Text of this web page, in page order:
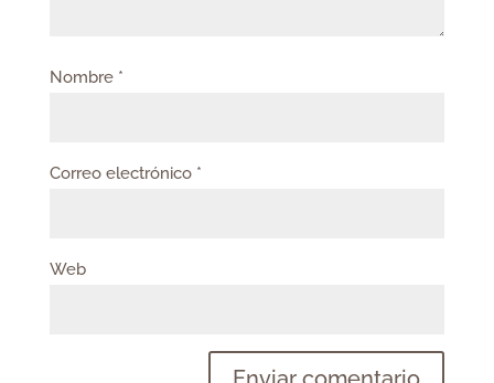
Nombre *
Correo electrónico *
Web